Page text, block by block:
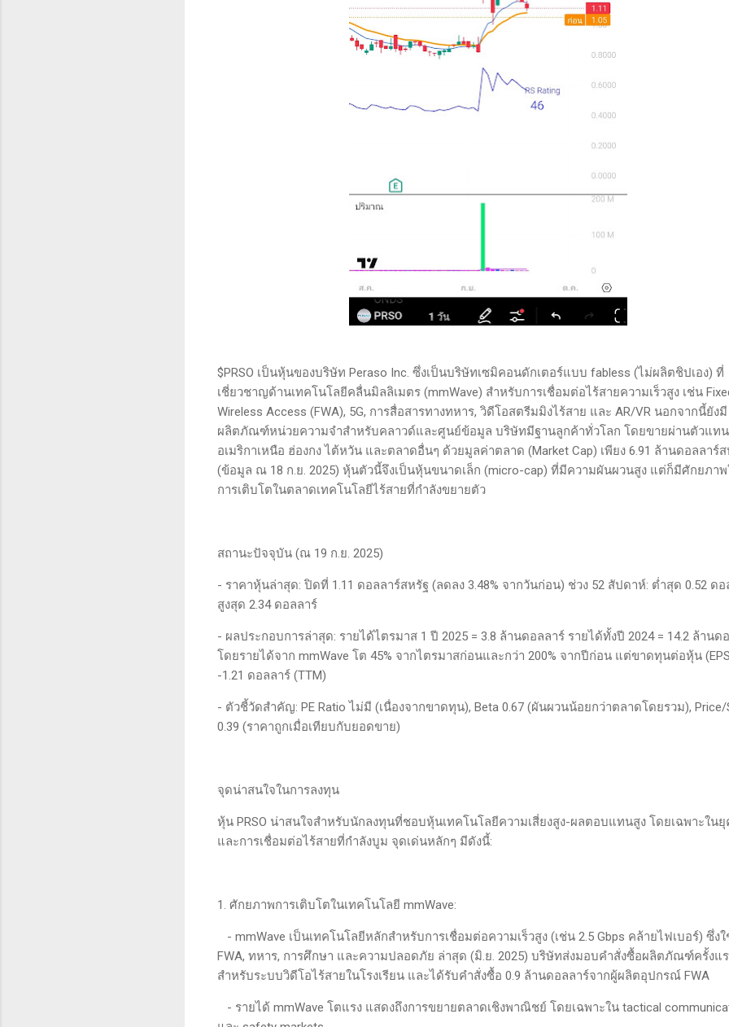
$PRSO เป็นหุ้นของบริษัท Peraso Inc. ซึ่งเป็นบริษัทเซมิคอนดักเตอร์แบบ fabless (ไม่ผลิตชิปเอง) ที่
เชี่ยวชาญด้านเทคโนโลยีคลื่นมิลลิเมตร (mmWave) สำหรับการเชื่อมต่อไร้สายความเร็วสูง เช่น
Wireless Access (FWA), 5G, การสื่อสารทางทหาร, วิดีโอสตรีมมิงไร้สาย และ AR/VR นอกจากนี้ยังมี
ผลิตภัณฑ์หน่วยความจำสำหรับคลาวด์และศูนย์ข้อมูล บริษัทมีฐานลูกค้าทั่วโลก โดยขายผ่านตัวแท
อเมริกาเหนือ ฮ่องกง ไต้หวัน และตลาดอื่นๆ ด้วยมูลค่าตลาด (Market Cap) เพียง 6.91 ล้านดอลลาร์
(ข้อมูล ณ 18 ก.ย. 2025) หุ้นตัวนี้จึงเป็นหุ้นขนาดเล็ก (micro-cap) ที่มีความผันผวนสูง แต่ก็มีศักยภา
การเติบโตในตลาดเทคโนโลยีไร้สายที่กำลังขยายตัว
สถานะปัจจุบัน (ณ 19 ก.ย. 2025)
- ราคาหุ้นล่าสุด: ปิดที่ 1.11 ดอลลาร์สหรัฐ (ลดลง 3.48% จากวันก่อน) ช่วง 52 สัปดาห์: ต่ำสุด 0.52 ดอ
สูงสุด 2.34 ดอลลาร์
- ผลประกอบการล่าสุด: รายได้ไตรมาส 1 ปี 2025 = 3.8 ล้านดอลลาร์ รายได้ทั้งปี 2024 = 14.2 ล้านด
โดยรายได้จาก mmWave โต 45% จากไตรมาสก่อนและกว่า 200% จากปีก่อน แต่ขาดทุนต่อหุ้น
-1.21 ดอลลาร์ (TTM)
- ตัวชี้วัดสำคัญ: PE Ratio ไม่มี (เนื่องจากขาดทุน), Beta 0.67 (ผันผวนน้อยกว่าตลาดโดยรวม), Price/
0.39 (ราคาถูกเมื่อเทียบกับยอดขาย)
จุดน่าสนใจในการลงทุน
หุ้น PRSO น่าสนใจสำหรับนักลงทุนที่ชอบหุ้นเทคโนโลยีความเสี่ยงสูง-ผลตอบแทนสูง โดยเฉพาะในยุ
และการเชื่อมต่อไร้สายที่กำลังบูม จุดเด่นหลักๆ มีดังนี้:
1. ศักยภาพการเติบโตในเทคโนโลยี mmWave:
- mmWave เป็นเทคโนโลยีหลักสำหรับการเชื่อมต่อความเร็วสูง (เช่น 2.5 Gbps คล้ายไฟเบอร์) ซึ่ง
FWA, ทหาร, การศึกษา และความปลอดภัย ล่าสุด (มิ.ย. 2025) บริษัทส่งมอบคำสั่งซื้อผลิตภัณฑ์ครั้งแ
สำหรับระบบวิดีโอไร้สายในโรงเรียน และได้รับคำสั่งซื้อ 0.9 ล้านดอลลาร์จากผู้ผลิตอุปกรณ์ FWA
- รายได้ mmWave โตแรง แสดงถึงการขยายตลาดเชิงพาณิชย์ โดยเฉพาะใน tactical